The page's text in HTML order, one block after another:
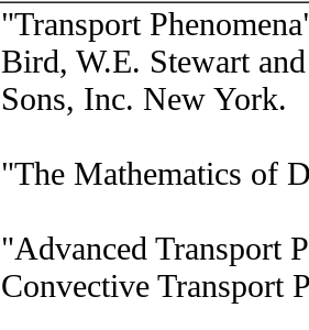
"Transport
Bird, W.E. Stewart
Sons, Inc. New York.
"The Mathematics of
"Advanced Transport
Convective Transport